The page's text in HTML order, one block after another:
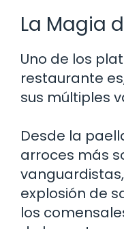
La Magia
Uno de los
restaurante
sus múltiples
Desde la
arroces más
explosión de
los